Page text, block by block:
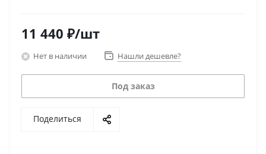
11 440 ₽/шт
Нет в наличии Нашли дешевле?
Под заказ
Поделиться